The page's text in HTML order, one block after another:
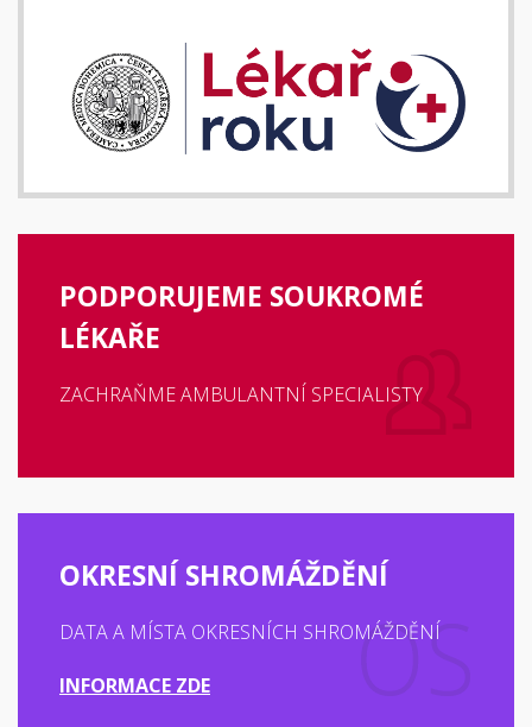
PODPORUJEME SOUKROMÉ
LÉKAŘE
ZACHRAŇME AMBULANTNÍ SPECIALISTY
OKRESNÍ SHROMÁŽDĚNÍ
DATA A MÍSTA OKRESNÍCH SHROMÁŽDĚNÍ
INFORMACE ZDE